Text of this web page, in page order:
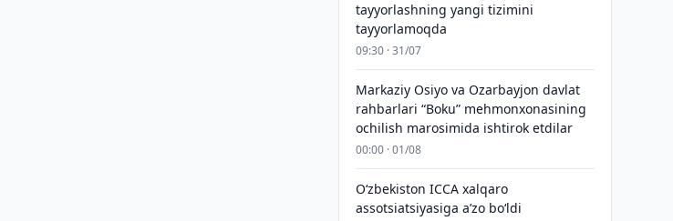
tayyorlashning yangi tizimini
tayyorlamoqda
09:30 · 31/07
Markaziy Osiyo va Ozarbayjon davlat
rahbarlari “Boku” mehmonxonasining
ochilish marosimida ishtirok etdilar
00:00 · 01/08
O‘zbekiston ICCA xalqaro
assotsiatsiyasiga aʼzo bo‘ldi